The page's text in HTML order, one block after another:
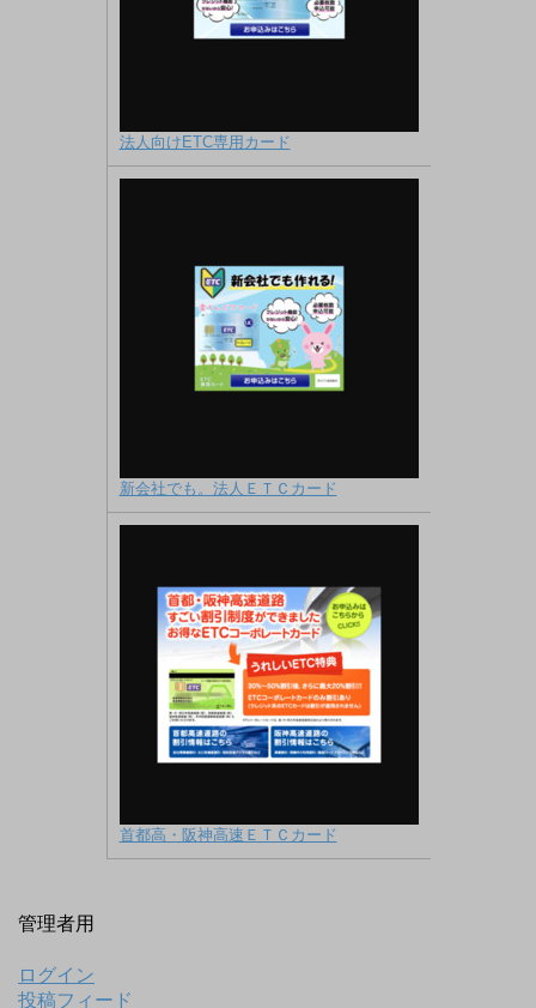
法人向けETC専用カード
新会社でも。法人ＥＴＣカード
首都高・阪神高速ＥＴＣカード
管理者用
ログイン
投稿フィード